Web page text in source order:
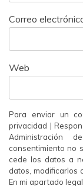
Correo
Web
Para enviar un
privacidad |
Administración
consentimiento no
cede los datos a
datos, modificarlos
En mi apartado legal.